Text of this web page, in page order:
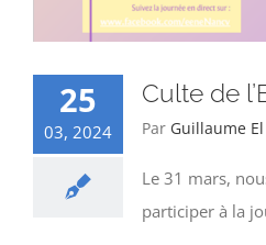
25
03, 2024
Culte de
Par Guillaume
Le 31 mars,
participer à la